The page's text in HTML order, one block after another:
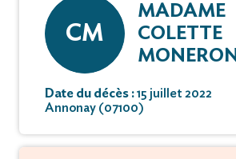
CM
MADAME
COLETTE
MONERON
Date du décès :15 juillet 2022
Annonay (07100)